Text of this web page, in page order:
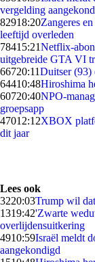
vergelding
82918:20Zangeres
leeftijd overleden
78415:21Netflix-
uitgebreide GTA VI
66720:11Duitser (93)
64410:48Hiroshima
60720:40NPO-
groepsapp
47012:12XBOX
dit jaar
Lees ook
3220:03Trump wil
1319:42'Zwarte
overlijdensuitkering
4910:59Israël meldt
aangekondigd